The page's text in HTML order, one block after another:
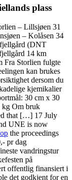
plass
– Lillsjøen 31
– Kolåsen 34
(DNT
14 km
Fra Storlien fulgte
kan brukes
dersom du
kjemikalier
30 cm x 30
Om bruk
that […] 17 July
UNE is now
the proceedings
pr dag
vandringstur
på
offentlig finansiert i
det godkjent for en